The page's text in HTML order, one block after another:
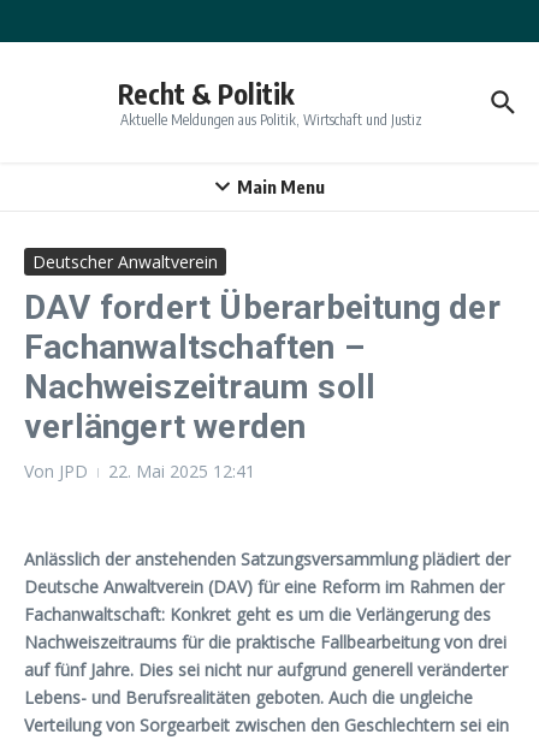
Recht & Politik
Aktuelle Meldungen aus Politik, Wirtschaft und Justiz
Main Menu
Deutscher Anwaltverein
DAV fordert Überarbeitung der
Fachanwaltschaften –
Nachweiszeitraum soll
verlängert werden
Von JPD 22. Mai 2025 12:41
Anlässlich der anstehenden Satzungsversammlung plädiert der
Deutsche Anwaltverein (DAV) für eine Reform im Rahmen der
Fachanwaltschaft: Konkret geht es um die Verlängerung des
Nachweiszeitraums für die praktische Fallbearbeitung von drei
auf fünf Jahre. Dies sei nicht nur aufgrund generell veränderter
Lebens- und Berufsrealitäten geboten. Auch die ungleiche
Verteilung von Sorgearbeit zwischen den Geschlechtern sei ein